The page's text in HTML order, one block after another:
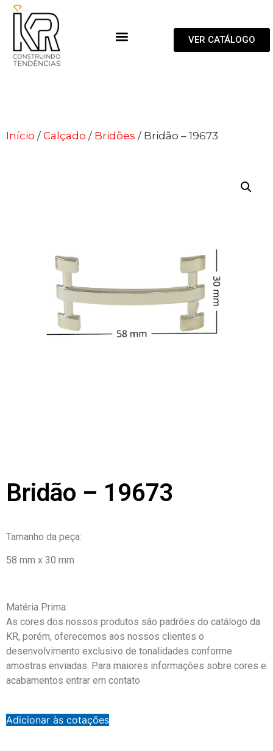
VER CATÁLOGO
Início /Calçado / Bridões / Bridão – 19673
Bridão – 19673
Tamanho da peça:
58 mm x 30 mm
Matéria Prima:
As cores dos nossos produtos são padrões do catálogo da
KR, porém, oferecemos aos nossos clientes o
desenvolvimento exclusivo de tonalidades conforme
amostras enviadas. Para maiores informações sobre cores e
acabamentos entrar em contato
Adicionar às cotações